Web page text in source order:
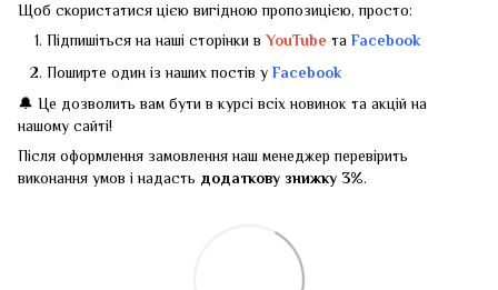
Щоб скористатися цією вигідною пропозицією, просто:
Підпишіться на наші сторінки вYouTube та Facebook
Поширте один із наших постів у Facebook
🔔 Це дозволить вам бути в курсі всіх новинок та акцій на
нашому сайті!
Після оформлення замовлення наш менеджер перевірить
виконання умов і надасть додаткову знижку 3%.